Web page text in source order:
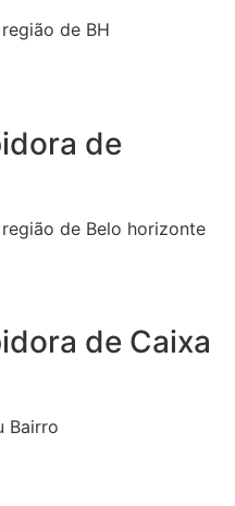
de BH
de
de Belo horizonte
de Caixa
Bairro